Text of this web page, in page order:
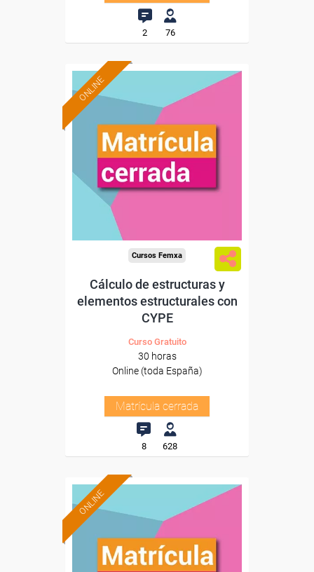
2 76
ONLINE
Cursos Femxa
Cálculo de estructuras y
elementos estructurales con
CYPE
Curso Gratuito
30 horas
Online (toda España)
Matrícula cerrada
8 628
ONLINE